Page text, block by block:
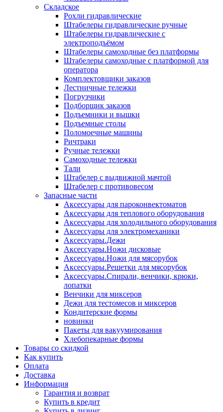
Складское
Рохли гидравлические
Штабелеры гидравлические ручные
Штабелеры гидравлические с
электроподъёмом
Штабелеры самоходные без платформы
Штабелеры самоходные с платформой для
оператора
Комплектовщики заказов
Лестничные тележки
Погрузчики
Подборщик заказов
Подъемники и вышки
Подъемные столы
Поломоечные машины
Ричтраки
Ручные тележки
Самоходные тележки
Тали
Штабелер с выдвижной мачтой
Штабелер с противовесом
Запасные части
Аксессуары для пароконвектоматов
Аксессуары для теплового оборудования
Аксессуары для холодильного оборудования
Аксессуары для электромеханики
Аксессуары.Дежи
Аксессуары.Ножи дисковые
Аксессуары.Ножи для мясорубок
Аксессуары.Решетки для мясорубок
Аксессуары.Спирали, венчики, крюки,
лопатки
Венчики для миксеров
Дежи для тестомесов и миксеров
Кондитерские формы
новинки
Пакеты для вакуумирования
Хлебопекарные формы
Товары со скидкой
Как купить
Оплата
Доставка
Информация
Гарантия и возврат
Купить в кредит